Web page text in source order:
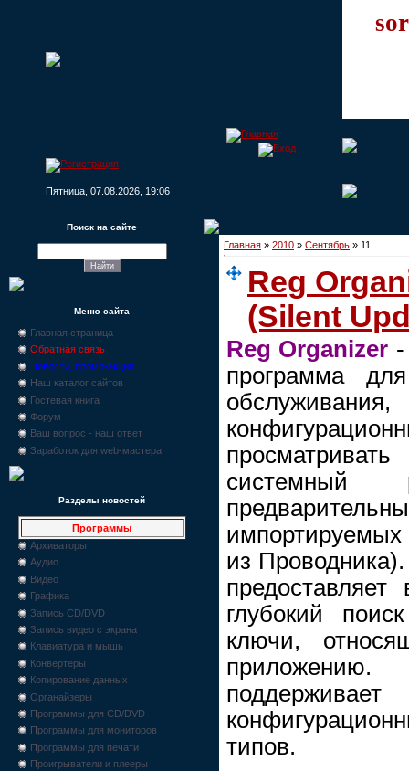
Пятница, 07.08.2026, 19:06
Поиск на сайте
Меню сайта
Главная страница
Обратная связь
Новости, промо-акции
Наш каталог сайтов
Гостевая книга
Форум
Ваш вопрос - наш ответ
Заработок для web-мастера
Разделы новостей
Программы
Архиваторы
Аудио
Видео
Графика
Запись CD/DVD
Запись видео с экрана
Клавиатура и мышь
Конвертеры
Копирование данных
Органайзеры
Программы для CD/DVD
Программы для мониторов
Программы для печати
Проигрыватели и плееры
Главная » 2010 » Сентябрь » 11
Reg
(Silent
Reg Organizer
программа
системный
из
предоставляет
глубокий
ключи,
типов.